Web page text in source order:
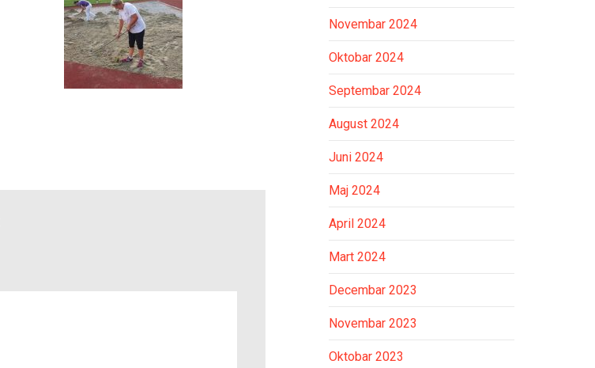
Novembar 2024
Oktobar 2024
Septembar 2024
August 2024
Juni 2024
Maj 2024
April 2024
Mart 2024
Decembar 2023
Novembar 2023
Oktobar 2023